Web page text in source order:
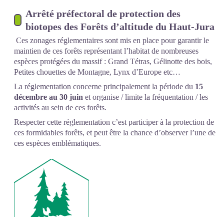
Arrêté préfectoral de protection des
biotopes des Forêts d’altitude du Haut-Jura
Ces zonages réglementaires sont mis en place pour garantir le
maintien de ces forêts représentant l’habitat de nombreuses
espèces protégées du massif : Grand Tétras, Gélinotte des bois,
Petites chouettes de Montagne, Lynx d’Europe etc…
La réglementation concerne principalement la période du 15
décembre au 30 juin et organise / limite la fréquentation / les
activités au sein de ces forêts.
Respecter cette réglementation c’est participer à la protection de
ces formidables forêts, et peut être la chance d’observer l’une de
ces espèces emblématiques.